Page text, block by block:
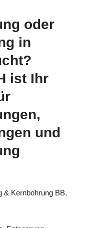
oder
in
ist Ihr
und
& Kernbohrung BB,